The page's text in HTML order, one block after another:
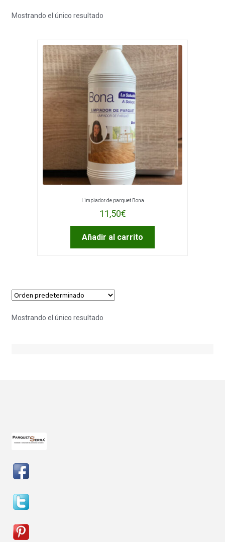
Mostrando el único resultado
Limpiador de parquet Bona
11,50€
Añadir al carrito
Mostrando el único resultado